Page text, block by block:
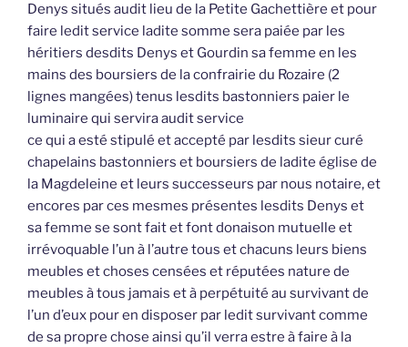
Denys situés audit lieu de la Petite Gachettière et pour
faire ledit service ladite somme sera paiée par les
héritiers desdits Denys et Gourdin sa femme en les
mains des boursiers de la confrairie du Rozaire (2
lignes mangées) tenus lesdits bastonniers paier le
luminaire qui servira audit service
ce qui a esté stipulé et accepté par lesdits sieur curé
chapelains bastonniers et boursiers de ladite église de
la Magdeleine et leurs successeurs par nous notaire, et
encores par ces mesmes présentes lesdits Denys et
sa femme se sont fait et font donaison mutuelle et
irrévoquable l’un à l’autre tous et chacuns leurs biens
meubles et choses censées et réputées nature de
meubles à tous jamais et à perpétuité au survivant de
l’un d’eux pour en disposer par ledit survivant comme
de sa propre chose ainsi qu’il verra estre à faire à la